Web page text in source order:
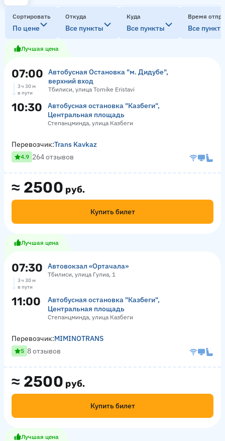
Сортировать
По цене
Откуда
Все пункты
Куда
Все пункты
Время
Все
Лучшая цена
07:00
Автобусная Остановка "м. Дидубе",
верхний вход
Тбилиси, улица Tornike Eristavi
3 ч 30 м
в пути
10:30
Автобусная остановка "Казбеги",
Центральная площадь
Степанцминда, улица Казбеги
≈ 2500 руб.
Купить билет
Перевозчик:Trans Kavkaz
4.9 264 отзывов
Лучшая цена
07:30 Автовокзал «Ортачала»
Тбилиси, улица Гулиа, 1
3 ч 30 м
в пути
11:00
Автобусная остановка "Казбеги",
Центральная площадь
Степанцминда, улица Казбеги
≈ 2500 руб.
Купить билет
Перевозчик:MIMINOTRANS
5 8 отзывов
Лучшая цена